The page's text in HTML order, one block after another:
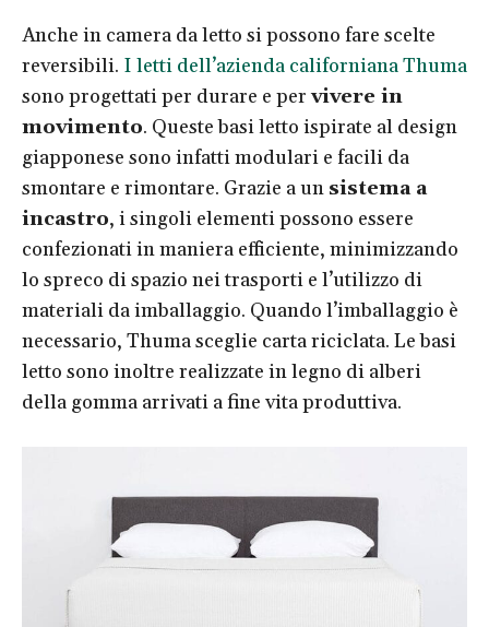
Anche in camera da letto si possono fare scelte
reversibili. I letti dell’azienda californiana Thuma
sono progettati per durare e pervivere in
movimento. Queste basi letto ispirate al design
giapponese sono infatti modulari e facili da
smontare e rimontare. Grazie a un sistema a
incastro, i singoli elementi possono essere
confezionati in maniera efficiente, minimizzando
lo spreco di spazio nei trasporti e l’utilizzo di
materiali da imballaggio. Quando l’imballaggio è
necessario, Thuma sceglie carta riciclata. Le basi
letto sono inoltre realizzate in legno di alberi
della gomma arrivati a fine vita produttiva.